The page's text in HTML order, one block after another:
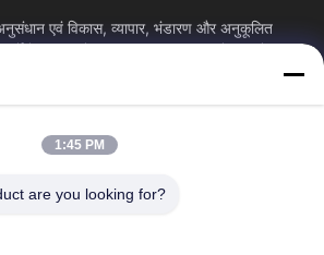
एवं विकास, व्यापार, भंडारण और अनुकूलित
के अनुभव के साथ एक वन-स्टॉप कच्चे माल सेवा...
हमारे बारे में
गुणवत्ता नियंत्रण
1:45 PM
are you looking for?